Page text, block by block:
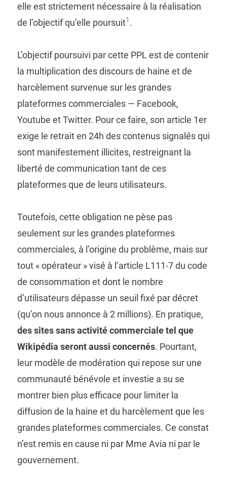
elle est strictement nécessaire à la réalisation
de l’objectif qu’elle poursuit1 .
L’objectif poursuivi par cette PPL est de contenir
la multiplication des discours de haine et de
harcèlement survenue sur les grandes
plateformes commerciales — Facebook,
Youtube et Twitter. Pour ce faire, son article 1er
exige le retrait en 24h des contenus signalés qui
sont manifestement illicites, restreignant la
liberté de communication tant de ces
plateformes que de leurs utilisateurs.
Toutefois, cette obligation ne pèse pas
seulement sur les grandes plateformes
commerciales, à l’origine du problème, mais sur
tout « opérateur » visé à l’article L111-7 du code
de consommation et dont le nombre
d’utilisateurs dépasse un seuil fixé par décret
(qu’on nous annonce à 2 millions). En pratique,
des sites sans activité commerciale tel que
Wikipédia seront aussi concernés. Pourtant,
leur modèle de modération qui repose sur une
communauté bénévole et investie a su se
montrer bien plus efficace pour limiter la
diffusion de la haine et du harcèlement que les
grandes plateformes commerciales. Ce constat
n’est remis en cause ni par Mme Avia ni par le
gouvernement.